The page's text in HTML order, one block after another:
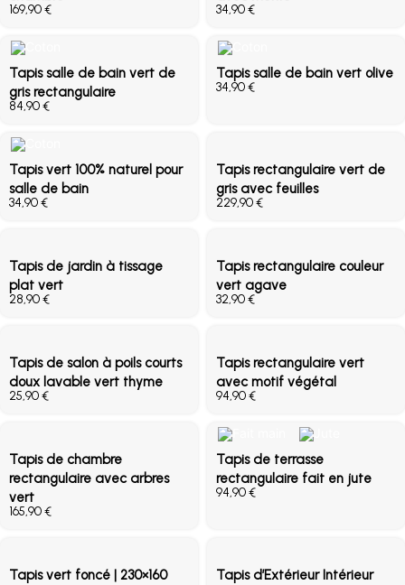
€ €
Tapis salle de bain vert de
gris rectangulaire
€
Tapis salle de bain vert olive
€
Tapis vert 100% naturel pour
salle de bain
€
Tapis rectangulaire vert de
gris avec feuilles
€
Tapis de jardin à tissage
plat vert
€
Tapis rectangulaire couleur
vert agave
€
Tapis de salon à poils courts
doux lavable vert thyme
€
Tapis rectangulaire vert
avec motif végétal
€
Tapis de chambre
rectangulaire avec arbres
vert
€
Tapis de terrasse
rectangulaire fait en jute
€
Tapis vert foncé | 230×160
Tapis d’Extérieur Intérieur